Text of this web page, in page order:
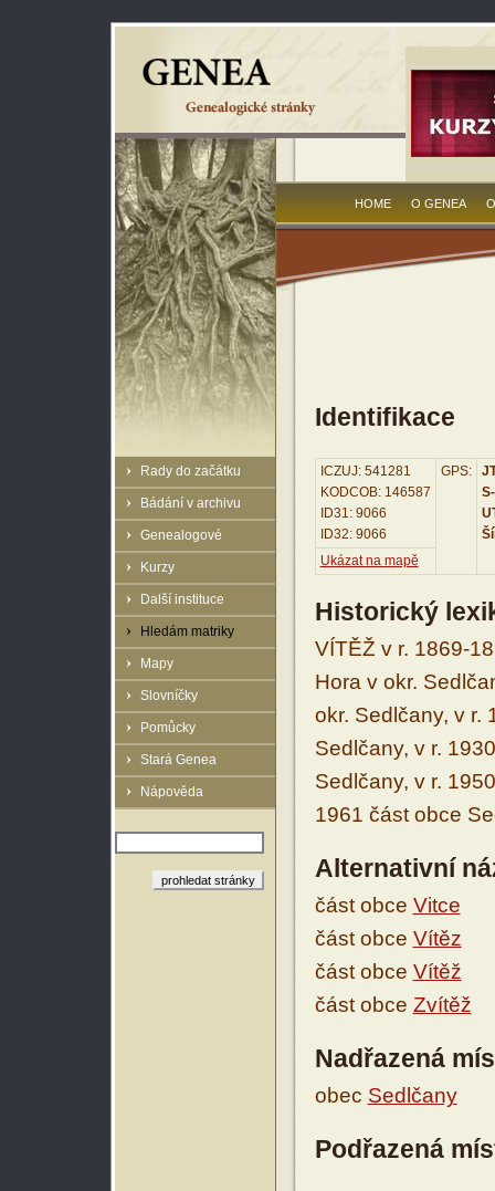
Rady do začátku
Bádání v archivu
Genealogové
Kurzy
Další instituce
Hledám matriky
Mapy
Slovníčky
Pomůcky
Stará Genea
Nápověda
HOME O GENEA
Identifikace
ICZUJ: 541281
KODCOB: 146587
ID31: 9066
ID32: 9066
GPS:
Ukázat na mapě
Historický
VÍTĚŽ v r. 1869-
Hora v okr.
okr. Sedlčany, v r.
Sedlčany, v r.
Sedlčany, v r.
1961 část obce
Alternativní
část obce Vitce
část obce Vítěz
část obce Vítěž
část obce Zvítěž
Nadřazená
obec Sedlčany
Podřazená